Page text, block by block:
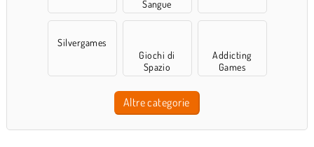
Sangue
Silvergames
Giochi di
Spazio
Addicting
Games
Altre categorie